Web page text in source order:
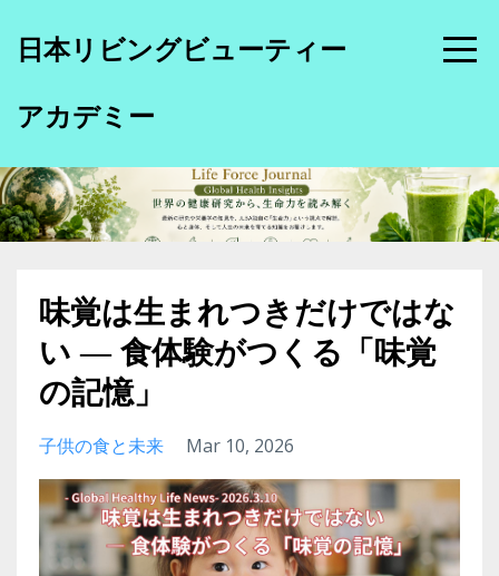
日本リビングビューティー
アカデミー
味覚は生まれつきだけではな
い ― 食体験がつくる「味覚
の記憶」
子供の食と未来 Mar 10, 2026